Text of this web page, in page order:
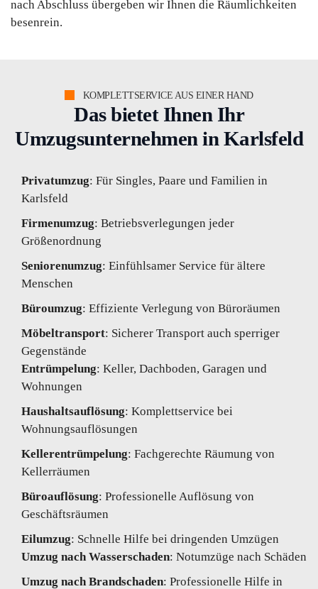
nach Abschluss übergeben wir Ihnen die Räumlichkeiten
besenrein.
KOMPLETTSERVICE AUS EINER HAND
Das bietet Ihnen Ihr
Umzugsunternehmen in Karlsfeld
Privatumzug: Für Singles, Paare und Familien in
Karlsfeld
Firmenumzug: Betriebsverlegungen jeder
Größenordnung
Seniorenumzug: Einfühlsamer Service für ältere
Menschen
Büroumzug: Effiziente Verlegung von Büroräumen
Möbeltransport: Sicherer Transport auch sperriger
Gegenstände
Entrümpelung: Keller, Dachboden, Garagen und
Wohnungen
Haushaltsauflösung: Komplettservice bei
Wohnungsauflösungen
Kellerentrümpelung: Fachgerechte Räumung von
Kellerräumen
Büroauflösung: Professionelle Auflösung von
Geschäftsräumen
Eilumzug: Schnelle Hilfe bei dringenden Umzügen
Umzug nach Wasserschaden: Notumzüge nach Schäden
Umzug nach Brandschaden: Professionelle Hilfe in